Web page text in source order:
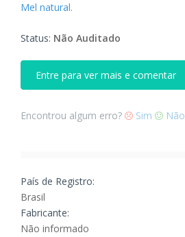
Mel natural.
Status: Não Auditado
Entre para ver mais e comentar
Encontrou algum erro? Sim Não
País de Registro:
Brasil
Fabricante:
Não informado